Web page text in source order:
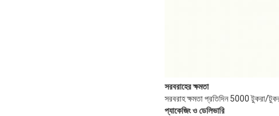
সরবরাহের ক্ষমতা
সরবরাহ ক্ষমতা প্রতিদিন 5000 টুকরা/
প্যাকেজিং ও ডেলিভারি